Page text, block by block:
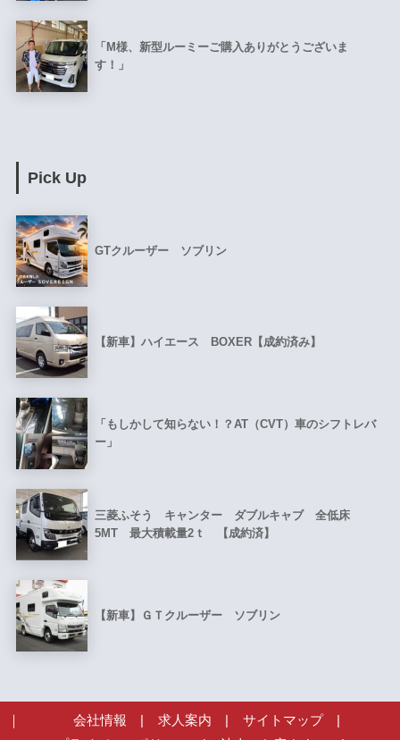
「M様、新型ルーミーご購入ありがとうございま
す！」
Pick Up
GTクルーザー ソブリン
【新車】ハイエース BOXER【成約済み】
「もしかして知らない！？AT（CVT）車のシフトレバ
ー」
三菱ふそう キャンター ダブルキャブ 全低床
5MT 最大積載量2ｔ 【成約済】
【新車】ＧＴクルーザー ソブリン
会社情報 求人案内 サイトマップ|